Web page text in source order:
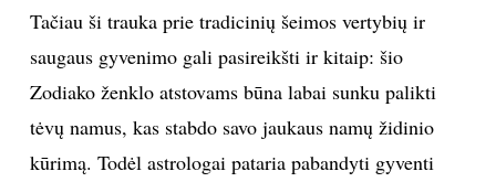
Tačiau ši trauka prie tradicinių šeimos vertybių ir
saugaus gyvenimo gali pasireikšti ir kitaip: šio
Zodiako ženklo atstovams būna labai sunku palikti
tėvų namus, kas stabdo savo jaukaus namų židinio
kūrimą. Todėl astrologai pataria pabandyti gyventi